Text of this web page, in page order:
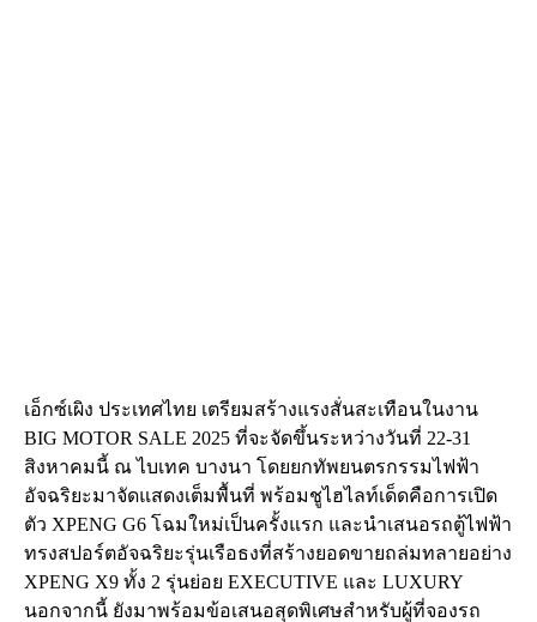
เอ็กซ์เผิง ประเทศไทย เตรียมสร้างแรงสั่นสะเทือนในงาน
BIG MOTOR SALE 2025 ที่จะจัดขึ้นระหว่างวันที่ 22-31
สิงหาคมนี้ ณ ไบเทค บางนา โดยยกทัพยนตรกรรมไฟฟ้า
อัจฉริยะมาจัดแสดงเต็มพื้นที่ พร้อมชูไฮไลท์เด็ดคือการเปิด
ตัว XPENG G6 โฉมใหม่เป็นครั้งแรก และนำเสนอรถตู้ไฟฟ้า
ทรงสปอร์ตอัจฉริยะรุ่นเรือธงที่สร้างยอดขายถล่มทลายอย่าง
XPENG X9 ทั้ง 2 รุ่นย่อย EXECUTIVE และ LUXURY
นอกจากนี้ ยังมาพร้อมข้อเสนอสุดพิเศษสำหรับผู้ที่จองรถ